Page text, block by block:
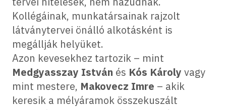
Kollégáinak, munkatársainak rajzolt
látványtervei önálló alkotásként is
megállják helyüket.
Azon kevesekhez tartozik – mint
Medgyasszay István és Kós Károly vagy
mint mestere, Makovecz Imre – akik
keresik a mélyáramok összekuszált